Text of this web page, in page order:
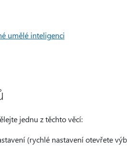
umělé inteligenci
jednu z těchto věcí:
(rychlé nastavení otevřete